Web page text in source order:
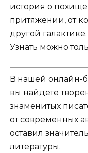
история о
притяжении, от
другой
Узнать можно
В нашей онлайн-
вы найдете
знаменитых
от современных
оставил
литературы.